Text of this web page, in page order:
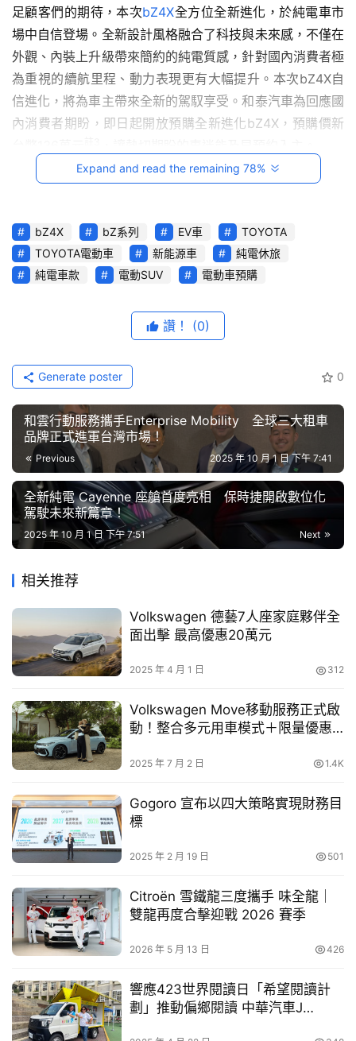
台
灣
車
與
生
活
玩
C
A
R
目
口
碑
中
古
車
行
百
中
古
買
幫
幫
忙
界
玩
C
A
足顧客們的期待，本次bZ4X全方位全新進化，於純電車市
場中自信登場。全新設計風格融合了科技與未來感，不僅在
外觀、內裝上升級帶來簡約的純電質感，針對國內消費者極
為重視的續航里程、動力表現更有大幅提升。本次bZ4X自
信進化，將為車主帶來全新的駕馭享受。和泰汽車為回應國
內消費者期盼，即日起開放預購全新進化bZ4X，預購價新
自信進化 同級最佳743km高效續航里程 動力升級227ps
本次全新進化bZ4X，電池與馬達效能全面提升，全新
高效能動力電池容量升級至74.7kWh，純電行駛里程更從
626km大幅提升至同級最佳743km
註4
生活，讓續航無後顧之憂。充電系統同樣適用國內最普遍之
公建快充規格-CCS1，可負荷最高充電功率提升至
續適用SAE J1772，讓車主南北通行無虞，隨時展開純電之
在本次電池與馬達效能提升下，輸出最大馬力由204PS
升級達到227PS，扭力27.4KG/M註5，升級的e-Axle電驅系
統更進一步帶來傑出的能耗表現，新增四段式再生煞車制動
系統(附控制撥片)，可依照偏好調整回充力道，駕駛體驗更
佳，展現TOYOTA出色的動能科技。
象更具前衛與科技感，前車燈採分離式設計，讓車頭看起來
更銳利、更具未來感，同時提升燈光辨識度與層次感，LED
頭燈更新增AHS智慧型遠光燈自動遮蔽系統
，進一步提
新18吋鋁圈造型，整體更顯精緻質感，所經之處吸引眾人目
光。除外尾部設計進化，鴨尾擾流板上緣高度提升5mm，
提升高速行駛穩定性與續航效率，兼顧美學與空力效能，本
貴族黑之外，更新增車色綻曜藍，提供顧客多樣化的選擇。
全新內裝設計充份展現bZ4X純電設計質感，簡薄型儀
表台水平延伸，搭配細長出風口，提升橫向寬敞感。科技配
備方面，為滿足車主日常使用的便利性需求，更升級14吋影
音主機、雙無線充電板，全車配備4個USB-C充電孔，並新
增後廂110V供電(V2L)功能；為持續優化座艙舒適性，本次
更全新配備64色氣氛燈，空調搭載PM 2.5 濾網+ nanoe™X
固若金湯的電池防護+TSS 3.0安全防護系統註7 純電駕馭更
安心
Expand and read the remaining 78%
bZ4X bZ系列 EV車
TOYOTA
TOYOTA電動車
新能源車
純電休旅
純電車款
電動SUV 電動車預購
讚！ (0)
0
Generate poster
和雲行動服務攜手Enterprise Mobility 全球三大租車
品牌正式進軍台灣市場！
Previous 2025 年 10 月 1 日 下午 7:41
全新純電 Cayenne 座艙首度亮相 保時捷開啟數位化
駕駛未來新篇章！
Next
2025 年 10 月 1 日 下午 7:51
相关推荐
Volkswagen 德藝7人座家庭夥伴全
面出擊 最高優惠20萬元
2025 年 4 月 1 日 312
Volkswagen Move移動服務正式啟
動！整合多元用車模式＋限量優惠
2025 年 7 月 2 日 1.4K
Gogoro 宣布以四大策略實現財務目
標
2025 年 2 月 19 日 501
Citroën 雪鐵龍三度攜手 味全龍｜
雙龍再度合擊迎戰 2026 賽季
2026 年 5 月 13 日 426
響應423世界閱讀日「希望閱讀計
劃」推動偏鄉閱讀 中華汽車J